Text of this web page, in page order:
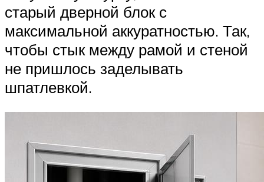
старый дверной блок с
максимальной аккуратностью. Так,
чтобы стык между рамой и стеной
не пришлось заделывать
шпатлевкой.